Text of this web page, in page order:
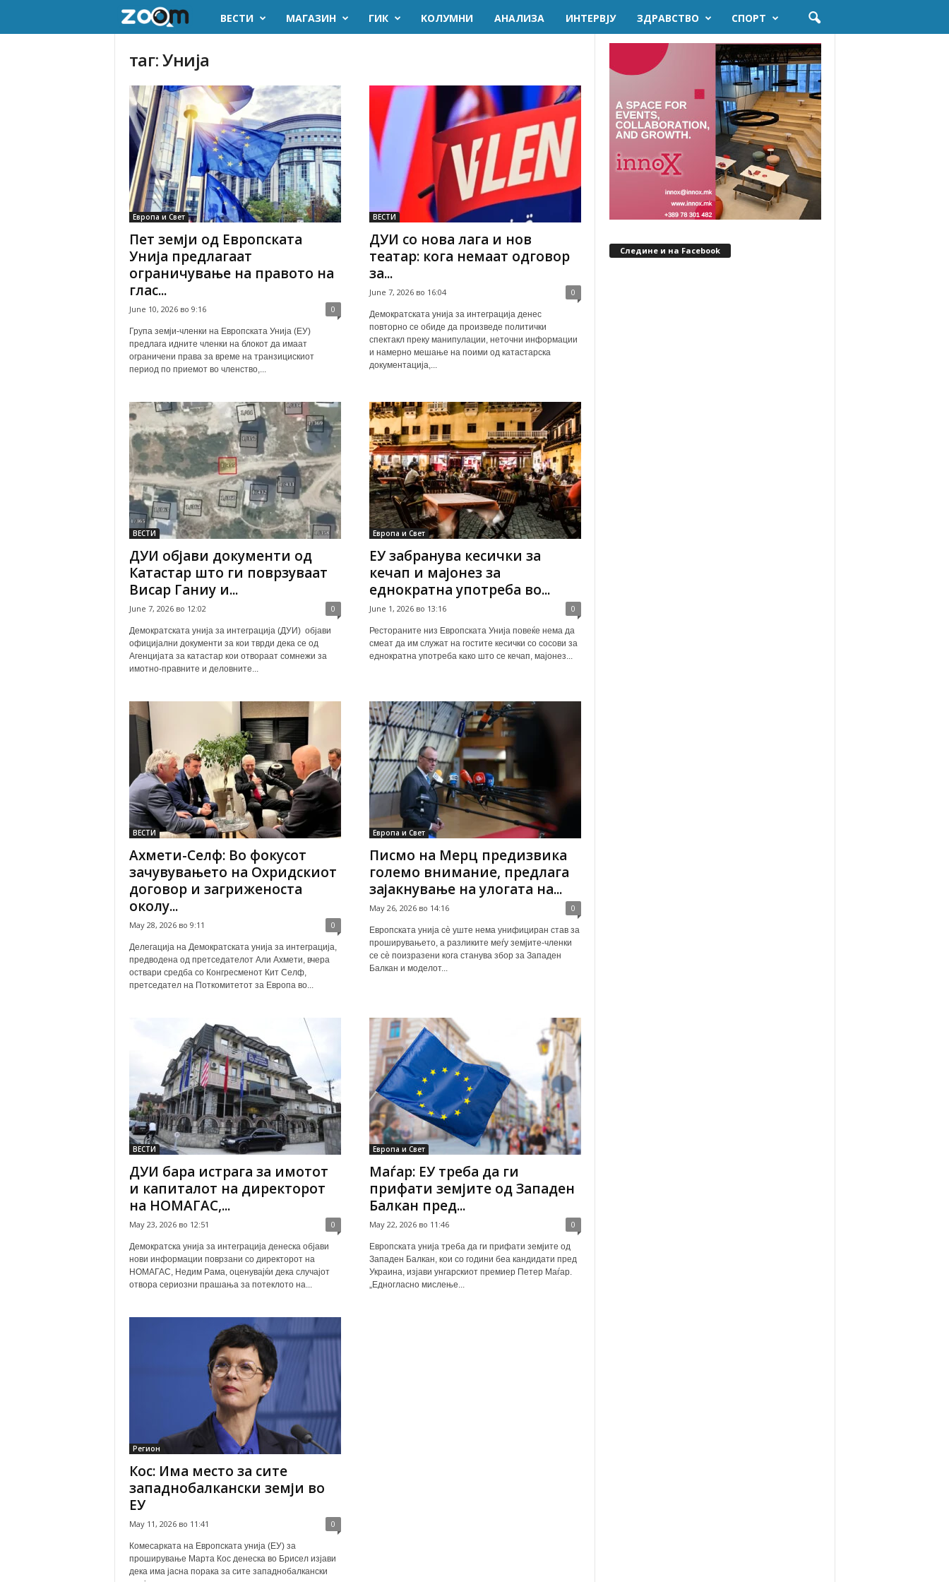
.
m
k
ВЕСТИ МАГАЗИН ГИК KОЛУМНИ AНАЛИЗА ИНТЕРВЈУ ЗДРАВСТВО СПОРТ
таг: Унија
Европа и Свет
Пет земји од Европската
Унија предлагаат
ограничување на правото на
глас...
June 10, 2026 во 9:16 0
Група земји-членки на Европската Унија (ЕУ)
предлага идните членки на блокот да имаат
ограничени права за време на транзицискиот
период по приемот во членство,...
ВЕСТИ
ДУИ со нова лага и нов
театар: кога немаат одговор
за...
June 7, 2026 во 16:04 0
Демократската унија за интеграција денес
повторно се обиде да произведе политички
спектакл преку манипулации, неточни информации
и намерно мешање на поими од катастарска
документација,...
ВЕСТИ
ДУИ објави документи од
Катастар што ги поврзуваат
Висар Ганиу и...
June 7, 2026 во 12:02 0
Демократската унија за интеграција (ДУИ) објави
официјални документи за кои тврди дека се од
Агенцијата за катастар кои отвораат сомнежи за
имотно-правните и деловните...
Европа и Свет
ЕУ забранува кесички за
кечап и мајонез за
еднократна употреба во...
June 1, 2026 во 13:16 0
Рестораните низ Европската Унија повеќе нема да
смеат да им служат на гостите кесички со сосови за
еднократна употреба како што се кечап, мајонез...
ВЕСТИ
Ахмети-Селф: Во фокусот
зачувувањето на Охридскиот
договор и загриженоста
околу...
May 28, 2026 во 9:11 0
Делегација на Демократската унија за интеграција,
предводена од претседателот Али Ахмети, вчера
оствари средба со Конгресменот Кит Селф,
претседател на Поткомитетот за Европа во...
Европа и Свет
Писмо на Мерц предизвика
големо внимание, предлага
зајакнување на улогата на...
May 26, 2026 во 14:16 0
Европската унија сè уште нема унифициран став за
проширувањето, а разликите меѓу земјите-членки
се сè поизразени кога станува збор за Западен
Балкан и моделот...
ВЕСТИ
ДУИ бара истрага за имотот
и капиталот на директорот
на НОМАГАС,...
May 23, 2026 во 12:51 0
Демократска унија за интеграција денеска објави
нови информации поврзани со директорот на
НОМАГАС, Недим Рама, оценувајќи дека случајот
отвора сериозни прашања за потеклото на...
Европа и Свет
Маѓар: ЕУ треба да ги
прифати земјите од Западен
Балкан пред...
May 22, 2026 во 11:46 0
Европската унија треба да ги прифати земјите од
Западен Балкан, кои со години беа кандидати пред
Украина, изјави унгарскиот премиер Петер Маѓар.
„Едногласно мислење...
Регион
Кос: Има место за сите
западнобалкански земји во
ЕУ
May 11, 2026 во 11:41 0
Комесарката на Европската унија (ЕУ) за
проширување Марта Кос денеска во Брисел изјави
дека има јасна порака за сите западнобалкански
Следине и на Facebook